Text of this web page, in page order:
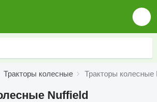
Тракторы колесные Тракторы колесные
Nuffield